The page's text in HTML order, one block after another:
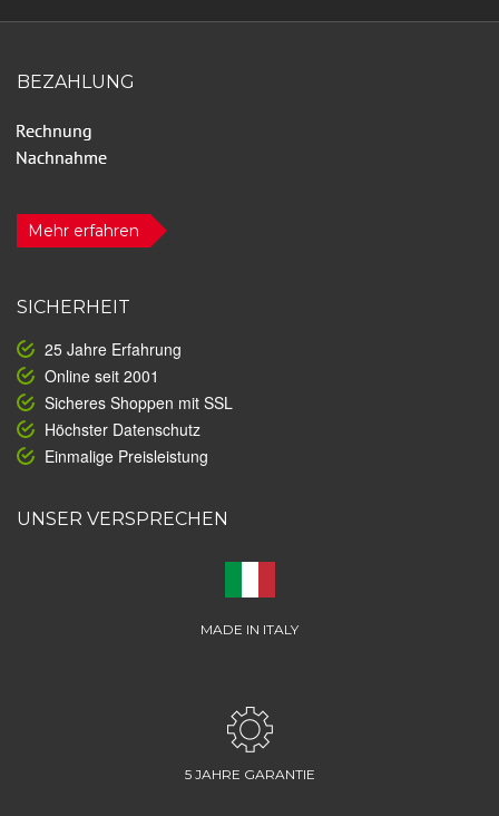
BEZAHLUNG
Mehr erfahren
SICHERHEIT
25 Jahre Erfahrung
Online seit 2001
Sicheres Shoppen mit SSL
Höchster Datenschutz
Einmalige Preisleistung
UNSER VERSPRECHEN
MADE IN ITALY
5 JAHRE GARANTIE